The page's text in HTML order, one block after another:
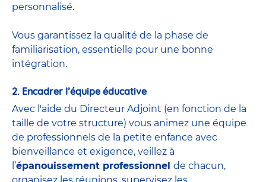
personnalisé.
Vous garantissez la qualité de la phase de
familiarisation, essentielle pour une bonne
intégration.
2. Encadrer l’équipe éducative
Avec l'aide du Directeur Adjoint (en fonction de la
taille de votre structure) vous animez une équipe
de professionnels de la petite enfance avec
bienveillance et exigence, veillez à
l’épanouissement professionnel de chacun,